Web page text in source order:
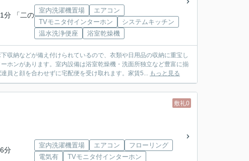
分 「二の
室内洗濯機置場
エアコン
TVモニタ付インターホン
システムキッチン
温水洗浄便座
浴室乾燥機
収納などが備え付けられているので、衣類や日用品の収納に重宝し
ホンがあります。室内設備は浴室乾燥機・洗面所独立など豊富に揃
員と顔を合わせずに宅配便を受け取れます。家賃5... もっと見る
敷礼0
分
室内洗濯機置場 エアコン
フローリング
電気有
TVモニタ付インターホン